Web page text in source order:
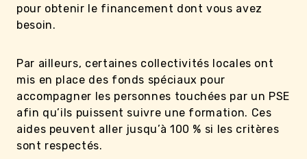
pour obtenir le financement dont vous avez
besoin.
Par ailleurs, certaines collectivités locales ont
mis en place des fonds spéciaux pour
accompagner les personnes touchées par un PSE
afin qu’ils puissent suivre une formation. Ces
aides peuvent aller jusqu’à 100 % si les critères
sont respectés.